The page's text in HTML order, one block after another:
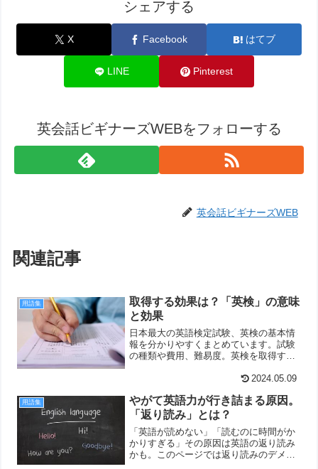
シェアする
X Facebook はてブ
LINE Pinterest
英会話ビギナーズWEBをフォローする
英会話ビギナーズWEB
関連記事
用語集
取得する効果は？「英検」の意味
と効果
日本最大の英語検定試験、英検の基本情
報を分かりやすくまとめています。試験
の種類や費用、難易度。英検を取得する
2024.05.09
用語集
やがて英語力が行き詰まる原因。
「返り読み」とは？
「英語が読めない」「読むのに時間がか
かりすぎる」その原因は英語の返り読み
かも。このページでは返り読みのデメリ